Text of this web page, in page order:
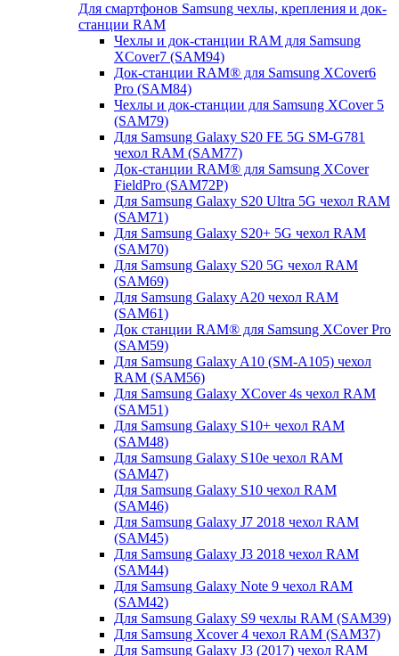
Для смартфонов Samsung чехлы, крепления и док-
станции RAM
Чехлы и док-станции RAM для Samsung
XCover7 (SAM94)
Док-станции RAM® для Samsung XCover6
Pro (SAM84)
Чехлы и док-станции для Samsung XCover 5
(SAM79)
Для Samsung Galaxy S20 FE 5G SM-G781
чехол RAM (SAM77)
Док-станции RAM® для Samsung XCover
FieldPro (SAM72P)
Для Samsung Galaxy S20 Ultra 5G чехол RAM
(SAM71)
Для Samsung Galaxy S20+ 5G чехол RAM
(SAM70)
Для Samsung Galaxy S20 5G чехол RAM
(SAM69)
Для Samsung Galaxy A20 чехол RAM
(SAM61)
Док станции RAM® для Samsung XCover Pro
(SAM59)
Для Samsung Galaxy A10 (SM-A105) чехол
RAM (SAM56)
Для Samsung Galaxy XCover 4s чехол RAM
(SAM51)
Для Samsung Galaxy S10+ чехол RAM
(SAM48)
Для Samsung Galaxy S10e чехол RAM
(SAM47)
Для Samsung Galaxy S10 чехол RAM
(SAM46)
Для Samsung Galaxy J7 2018 чехол RAM
(SAM45)
Для Samsung Galaxy J3 2018 чехол RAM
(SAM44)
Для Samsung Galaxy Note 9 чехол RAM
(SAM42)
Для Samsung Galaxy S9 чехлы RAM (SAM39)
Для Samsung Xcover 4 чехол RAM (SAM37)
Для Samsung Galaxy J3 (2017) чехол RAM